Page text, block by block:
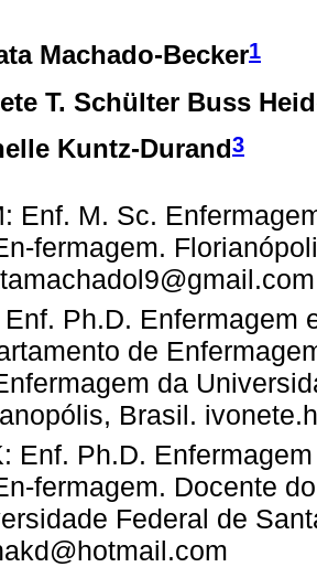
Machado-Becker1
T. Schülter Buss
Kuntz-Durand3
Enf. M. Sc.
fermagem.
Enf. Ph.D. Enfermagem
de
da
Brasil.
Enf. Ph.D.
fermagem. Docente
Federal de